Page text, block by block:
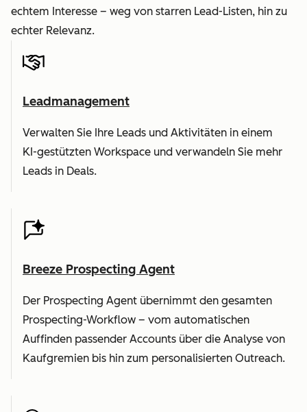
echtem Interesse – weg von starren Lead-Listen, hin zu
echter Relevanz.
Leadmanagement
Verwalten Sie Ihre Leads und Aktivitäten in einem
KI-gestützten Workspace und verwandeln Sie mehr
Leads in Deals.
Breeze Prospecting Agent
Der Prospecting Agent übernimmt den gesamten
Prospecting-Workflow – vom automatischen
Auffinden passender Accounts über die Analyse von
Kaufgremien bis hin zum personalisierten Outreach.